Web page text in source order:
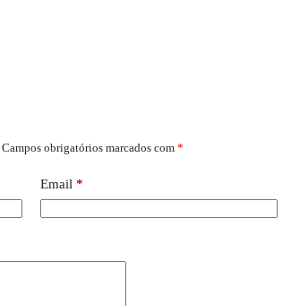
Campos obrigatórios marcados com *
Email *